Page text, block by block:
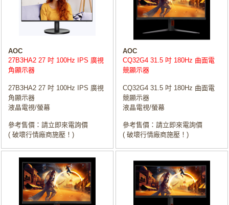
AOC
27B3HA2 27 吋 100Hz IPS 廣視
角顯示器
27B3HA2 27 吋 100Hz IPS 廣視
角顯示器
液晶電視/螢幕
參考售價：請立即來電詢價
( 破壞行情廠商施壓！)
AOC
CQ32G4 31.5 吋 180Hz 曲面電
競顯示器
CQ32G4 31.5 吋 180Hz 曲面電
競顯示器
液晶電視/螢幕
參考售價：請立即來電詢價
( 破壞行情廠商施壓！)